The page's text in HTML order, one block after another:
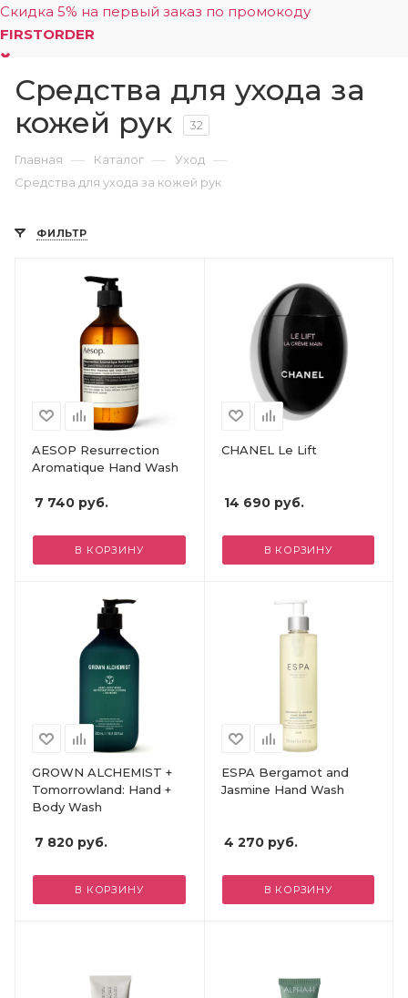
Скидка 5% на первый заказ по промокоду
FIRSTORDER
Средства для ухода за
кожей рук
32
Главная — Каталог — Уход —
Средства для ухода за кожей рук
ФИЛЬТР
AESOP Resurrection
Aromatique Hand Wash
7 740 руб.
В КОРЗИНУ
CHANEL Le Lift
14 690руб.
В КОРЗИНУ
GROWN ALCHEMIST +
Tomorrowland: Hand +
Body Wash
7 820 руб.
В КОРЗИНУ
ESPA Bergamot and
Jasmine Hand Wash
4 270руб.
В КОРЗИНУ